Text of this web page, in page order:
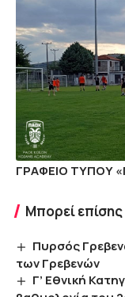
ΓΡΑΦΕΙΟ ΤΥΠΟΥ
Μπορεί
Πυρσός
των Γρεβενών
Γ’ Εθνική